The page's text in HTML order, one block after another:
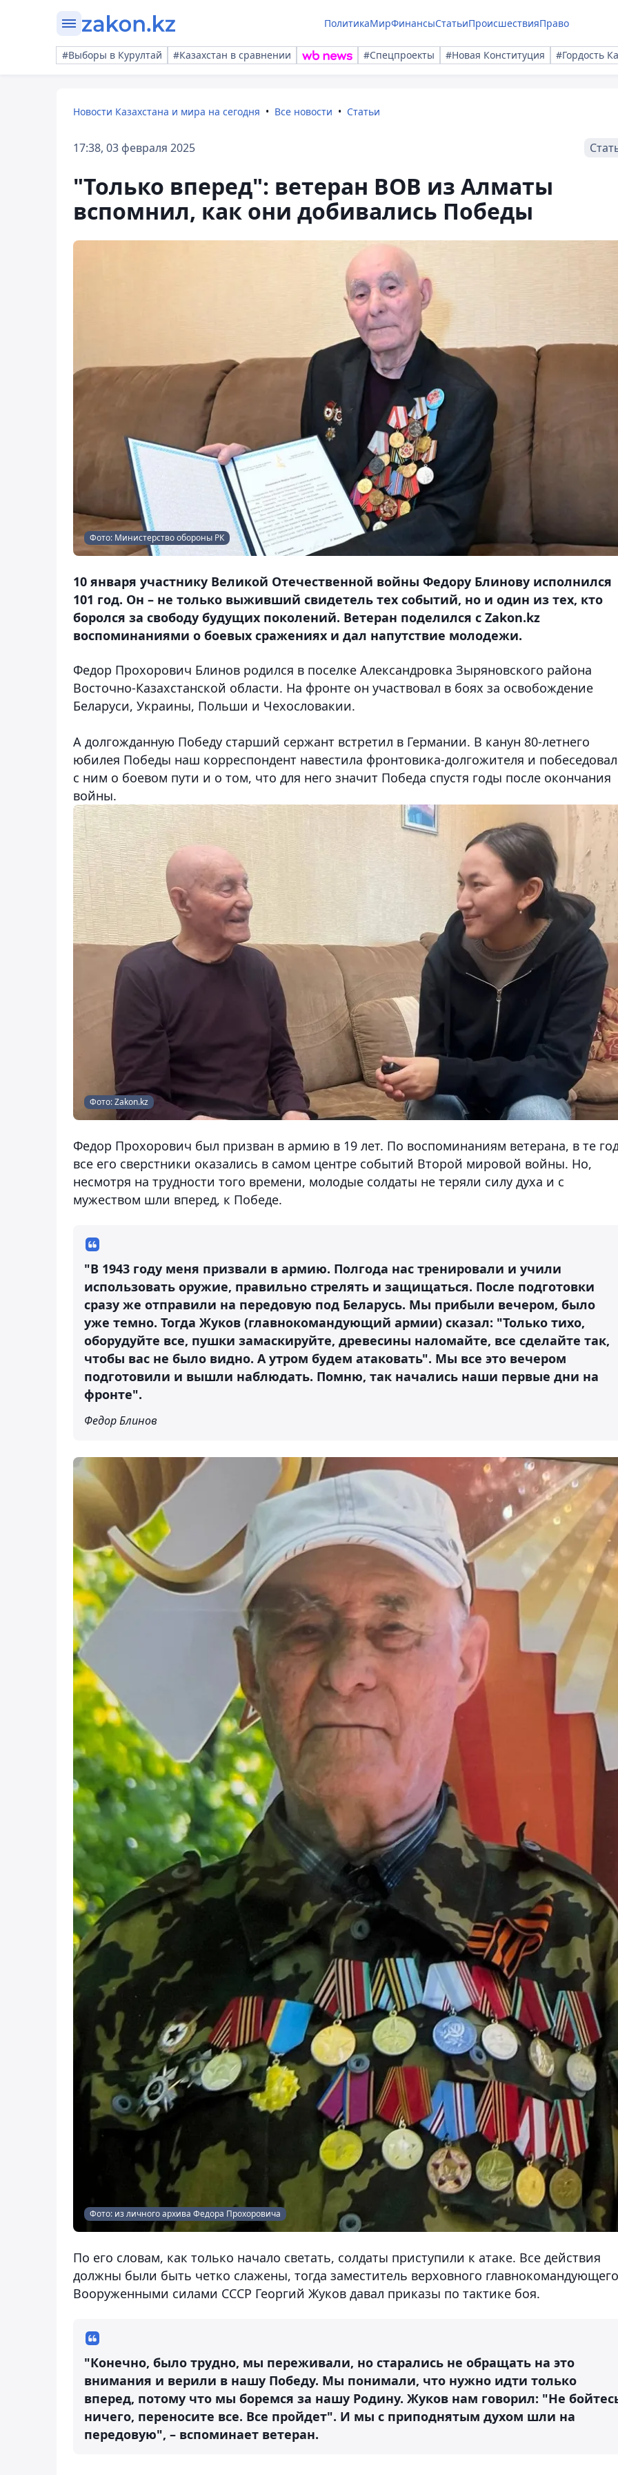
ПолитикаМирФинансыСтатьиПроисшествияПраво
#Выборы в Курултай #Казахстан в сравнении #Спецпроекты #Новая Конституция #Гордость
Новости Казахстана и мира на сегодня Все новости Статьи
17:38, 03 февраля 2025
"Только вперед": ветеран ВОВ из Алматы
вспомнил, как они добивались Победы
Фото: Министерство обороны РК
10 января участнику Великой Отечественной войны Федору Блинову исполнился
101 год. Он – не только выживший свидетель тех событий, но и один из тех, кто
боролся за свободу будущих поколений. Ветеран поделился с Zakon.kz
воспоминаниями о боевых сражениях и дал напутствие молодежи.
Федор Прохорович Блинов родился в поселке Александровка Зыряновского района
Восточно-Казахстанской области. На фронте он участвовал в боях за освобождение
Беларуси, Украины, Польши и Чехословакии.
А долгожданную Победу старший сержант встретил в Германии. В канун 80-летнего
юбилея Победы наш корреспондент навестила фронтовика-долгожителя и
с ним о боевом пути и о том, что для него значит Победа спустя годы после окончания
войны.
Фото: Zakon.kz
Федор Прохорович был призван в армию в 19 лет. По воспоминаниям ветерана, в те
все его сверстники оказались в самом центре событий Второй мировой войны. Но,
несмотря на трудности того времени, молодые солдаты не теряли силу духа и с
мужеством шли вперед, к Победе.
"В 1943 году меня призвали в армию. Полгода нас тренировали и учили
использовать оружие, правильно стрелять и защищаться. После подготовки
сразу же отправили на передовую под Беларусь. Мы прибыли вечером, было
уже темно. Тогда Жуков (главнокомандующий армии) сказал: "Только тихо,
оборудуйте все, пушки замаскируйте, древесины наломайте, все сделайте так,
чтобы вас не было видно. А утром будем атаковать". Мы все это вечером
подготовили и вышли наблюдать. Помню, так начались наши первые дни на
фронте".
Федор Блинов
Фото: из личного архива Федора Прохоровича
По его словам, как только начало светать, солдаты приступили к атаке. Все действия
должны были быть четко слажены, тогда заместитель верховного главнокомандующего
Вооруженными силами СССР Георгий Жуков давал приказы по тактике боя.
"Конечно, было трудно, мы переживали, но старались не обращать на это
внимания и верили в нашу Победу. Мы понимали, что нужно идти только
вперед, потому что мы боремся за нашу Родину. Жуков нам говорил: "Не
ничего, переносите все. Все пройдет". И мы с приподнятым духом шли на
передовую", – вспоминает ветеран.